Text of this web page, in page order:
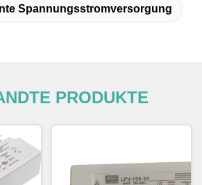
Spannungsstromversorgung
PRODUKTE